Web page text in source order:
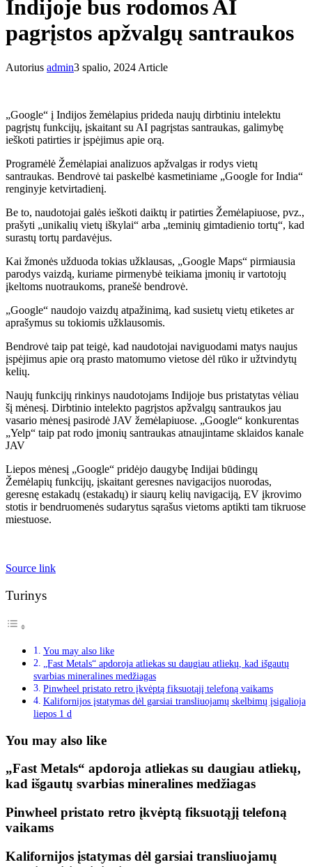
Indijoje bus rodomos AI
pagrįstos apžvalgų santraukos
Autorius admin3 spalio, 2024 Article
„Google“ į Indijos žemėlapius prideda naujų dirbtiniu intelektu
pagrįstų funkcijų, įskaitant su AI pagrįstas santraukas, galimybę
ieškoti patirties ir įspėjimus apie orą.
Programėlė Žemėlapiai analizuos apžvalgas ir rodys vietų
santraukas. Bendrovė tai paskelbė kasmetiniame „Google for India“
renginyje ketvirtadienį.
Be to, naudotojai galės ieškoti daiktų ir patirties Žemėlapiuose, pvz.,
prašyti „unikalių vietų iškylai“ arba „teminių gimtadienio tortų“, kad
surastų tortų pardavėjus.
Kai žmonės užduoda tokias užklausas, „Google Maps“ pirmiausia
parodys vaizdą, kuriame pirmenybė teikiama įmonių ir vartotojų
įkeltoms nuotraukoms, pranešė bendrovė.
„Google“ naudojo vaizdų atpažinimą, kad susietų vietų etiketes ar
aprašymus su tokiomis užklausomis.
Bendrovė taip pat teigė, kad naudotojai naviguodami matys naujus
įspėjimus apie orą prasto matomumo vietose dėl rūko ir užtvindytų
kelių.
Naujų funkcijų rinkinys naudotojams Indijoje bus pristatytas vėliau
šį mėnesį. Dirbtinio intelekto pagrįstos apžvalgų santraukos jau
vasario mėnesį pasirodė JAV žemėlapiuose. „Google“ konkurentas
„Yelp“ taip pat rodo įmonių santraukas atnaujintame sklaidos kanale
JAV
Liepos mėnesį „Google“ pridėjo daugybę Indijai būdingų
Žemėlapių funkcijų, įskaitant geresnes navigacijos nuorodas,
geresnę estakadų (estakadų) ir siaurų kelių navigaciją, EV įkrovimo
stotis ir bendruomenės sudarytus sąrašus vietoms aptikti tam tikruose
miestuose.
Source link
Turinys
You may also like
„Fast Metals“ apdoroja atliekas su daugiau atliekų, kad išgautų
svarbias mineralines medžiagas
Pinwheel pristato retro įkvėptą fiksuotąjį telefoną vaikams
Kalifornijos įstatymas dėl garsiai transliuojamų skelbimų įsigalioja
liepos 1 d
You may also like
„Fast Metals“ apdoroja atliekas su daugiau atliekų,
kad išgautų svarbias mineralines medžiagas
Pinwheel pristato retro įkvėptą fiksuotąjį telefoną
vaikams
Kalifornijos įstatymas dėl garsiai transliuojamų